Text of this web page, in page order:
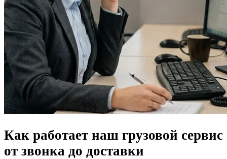
Как работает наш грузовой сервис
от звонка до доставки